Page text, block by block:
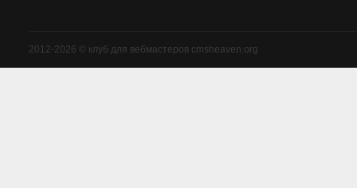
2012-2026 © клуб для вебмастеров cmsheaven.org